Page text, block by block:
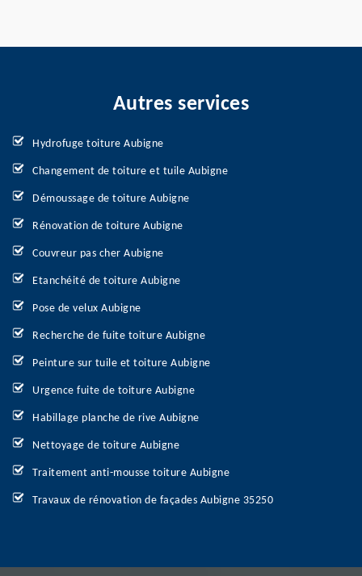
Autres services
Hydrofuge toiture Aubigne
Changement de toiture et tuile Aubigne
Démoussage de toiture Aubigne
Rénovation de toiture Aubigne
Couvreur pas cher Aubigne
Etanchéité de toiture Aubigne
Pose de velux Aubigne
Recherche de fuite toiture Aubigne
Peinture sur tuile et toiture Aubigne
Urgence fuite de toiture Aubigne
Habillage planche de rive Aubigne
Nettoyage de toiture Aubigne
Traitement anti-mousse toiture Aubigne
Travaux de rénovation de façades Aubigne 35250